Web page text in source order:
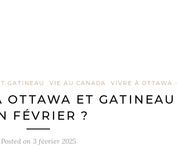
GATINEAU VIE AU CANADA VIVRE À OTTAWA
OTTAWA ET GATINEAU
FÉVRIER ?
Posted on 3 février 2025